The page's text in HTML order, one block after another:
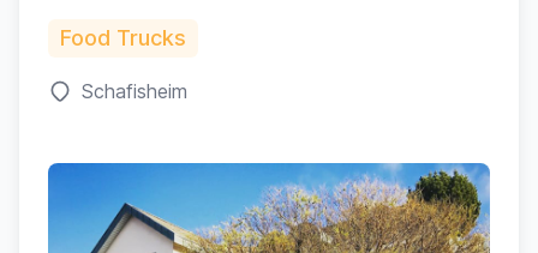
Food Trucks
Schafisheim